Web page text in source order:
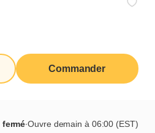
Commander
fermé∙Ouvre demain à 06:00 (EST)